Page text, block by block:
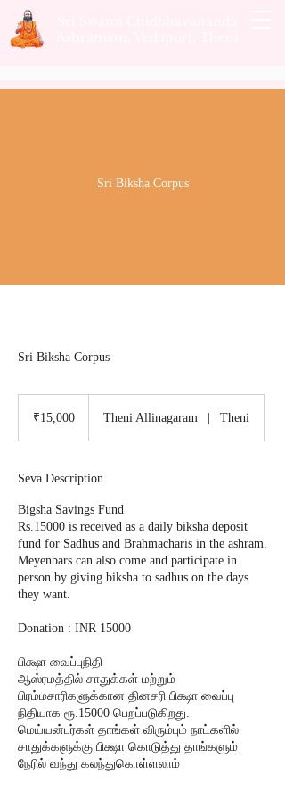
Sri Biksha Corpus
Sri Biksha Corpus
rupees₹15,000 Theni Allinagaram Theni
Seva Description
Bigsha Savings Fund
Rs.15000 is received as a daily biksha deposit
fund for Sadhus and Brahmacharis in the ashram.
Meyenbars can also come and participate in
person by giving biksha to sadhus on the days
they want.
Donation : INR 15000
பிக்ஷா வைப்புநிதி
ஆஸ்ரமத்தில் சாதுக்கள் மற்றும்
பிரம்மசாரிகளுக்கான தினசரி பிக்ஷா வைப்பு
நிதியாக ரூ.15000 பெறப்படுகிறது.
மெய்யன்பர்கள் தாங்கள் விரும்பும் நாட்களில்
சாதுக்களுக்கு பிக்ஷா கொடுத்து தாங்களும்
நேரில் வந்து கலந்துகொள்ளலாம்